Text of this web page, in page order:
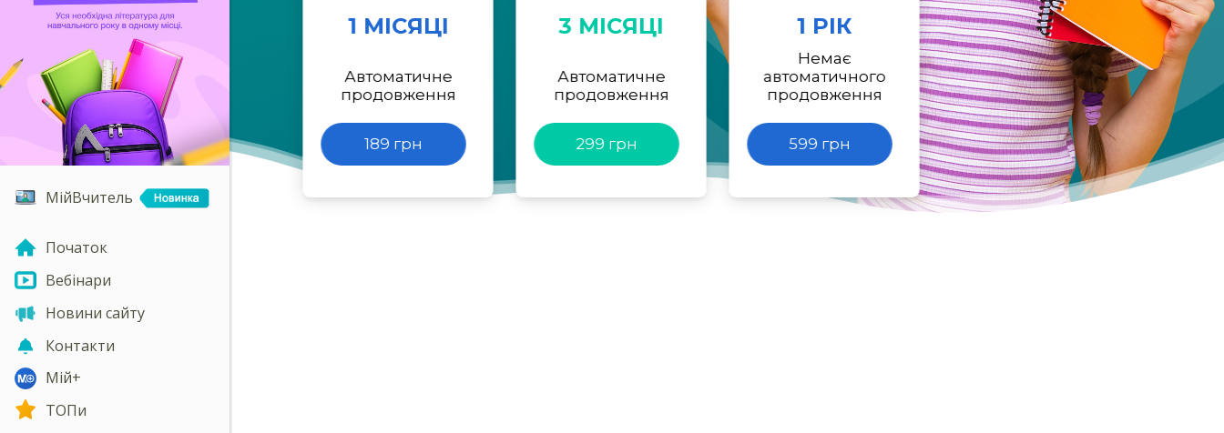
МійВчитель
Початок
Вебінари
Новини сайту
Контакти
Мій+
ТОПи
1 МІСЯЦІ
Автоматичне
продовження
189 грн
3 МІСЯЦІ
Автоматичне
продовження
299 грн
1 РІК
Немає
автоматичного
продовження
599 грн